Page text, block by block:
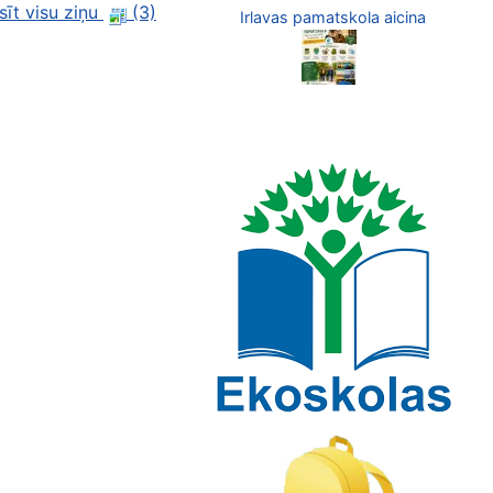
visu ziņu (3) Irlavas pamatskola aicina